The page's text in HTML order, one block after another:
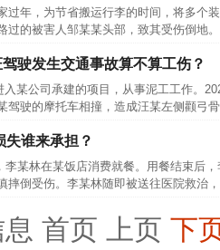
过年，为节省搬运行李的时间，将多个
过的被害人邹某某头部，致其受伤倒地
驶发生交通事故算不算工伤？
公司承建的项目，从事泥工工作。
驾驶的摩托车相撞，造成汪某左侧颧弓
失谁来承担？
某林在某饭店消费就餐。用餐结束后，
摔倒受伤。李某林随即被送往医院救治
首页 上页 下